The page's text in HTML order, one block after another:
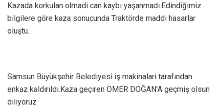
Kazada korkulan olmadi can kaybı yaşanmadı.Edindiğimiz
bilgilere göre kaza sonucunda Traktörde maddi hasarlar
oluştu.
Samsun Büyükşehir Belediyesi iş makinalari tarafından
enkaz kaldırıldı.Kaza geçiren ÖMER DOĞAN’A geçmiş olsun
diliyoruz